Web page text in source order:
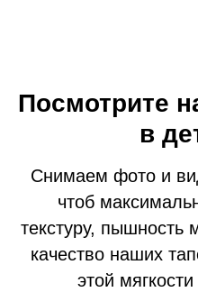
Посмотрите
в
Снимаем фото и
чтоб
текстуру, пышность
качество наших
этой